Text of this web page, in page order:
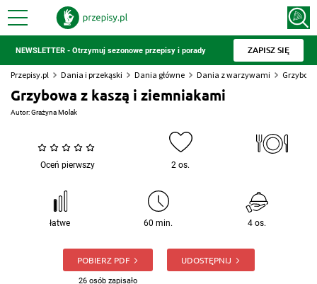
NEWSLETTER - Otrzymuj sezonowe przepisy i porady ZAPISZ SIĘ
Przepisy.pl Dania i przekąski Dania główne Dania z warzywami
Grzybowa z kaszą i ziemniakami
Autor:Grażyna Molak
Oceń pierwszy 2 os.
łatwe 60 min. 4 os.
POBIERZ PDF
26 osób zapisało
UDOSTĘPNIJ